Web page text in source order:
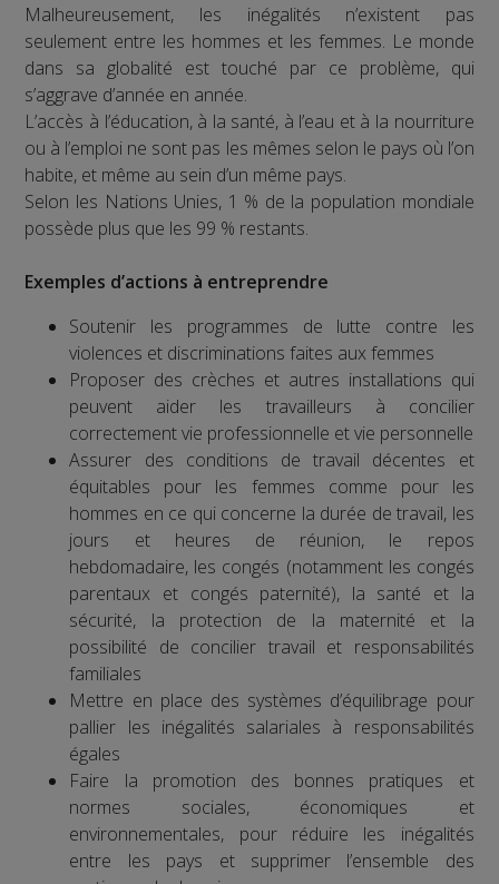
Malheureusement, les inégalités n’existent pas
seulement entre les hommes et les femmes. Le monde
dans sa globalité est touché par ce problème, qui
s’aggrave d’année en année.
L’accès à l’éducation, à la santé, à l’eau et à la nourriture
ou à l’emploi ne sont pas les mêmes selon le pays où l’on
habite, et même au sein d’un même pays.
Selon les Nations Unies, 1 % de la population mondiale
possède plus que les 99 % restants.
Exemples d’actions à entreprendre
Soutenir les programmes de lutte contre les
violences et discriminations faites aux femmes
Proposer des crèches et autres installations qui
peuvent aider les travailleurs à concilier
correctement vie professionnelle et vie personnelle
Assurer des conditions de travail décentes et
équitables pour les femmes comme pour les
hommes en ce qui concerne la durée de travail, les
jours et heures de réunion, le repos
hebdomadaire, les congés (notamment les congés
parentaux et congés paternité), la santé et la
sécurité, la protection de la maternité et la
possibilité de concilier travail et responsabilités
familiales
Mettre en place des systèmes d’équilibrage pour
pallier les inégalités salariales à responsabilités
égales
Faire la promotion des bonnes pratiques et
normes sociales, économiques et
environnementales, pour réduire les inégalités
entre les pays et supprimer l’ensemble des